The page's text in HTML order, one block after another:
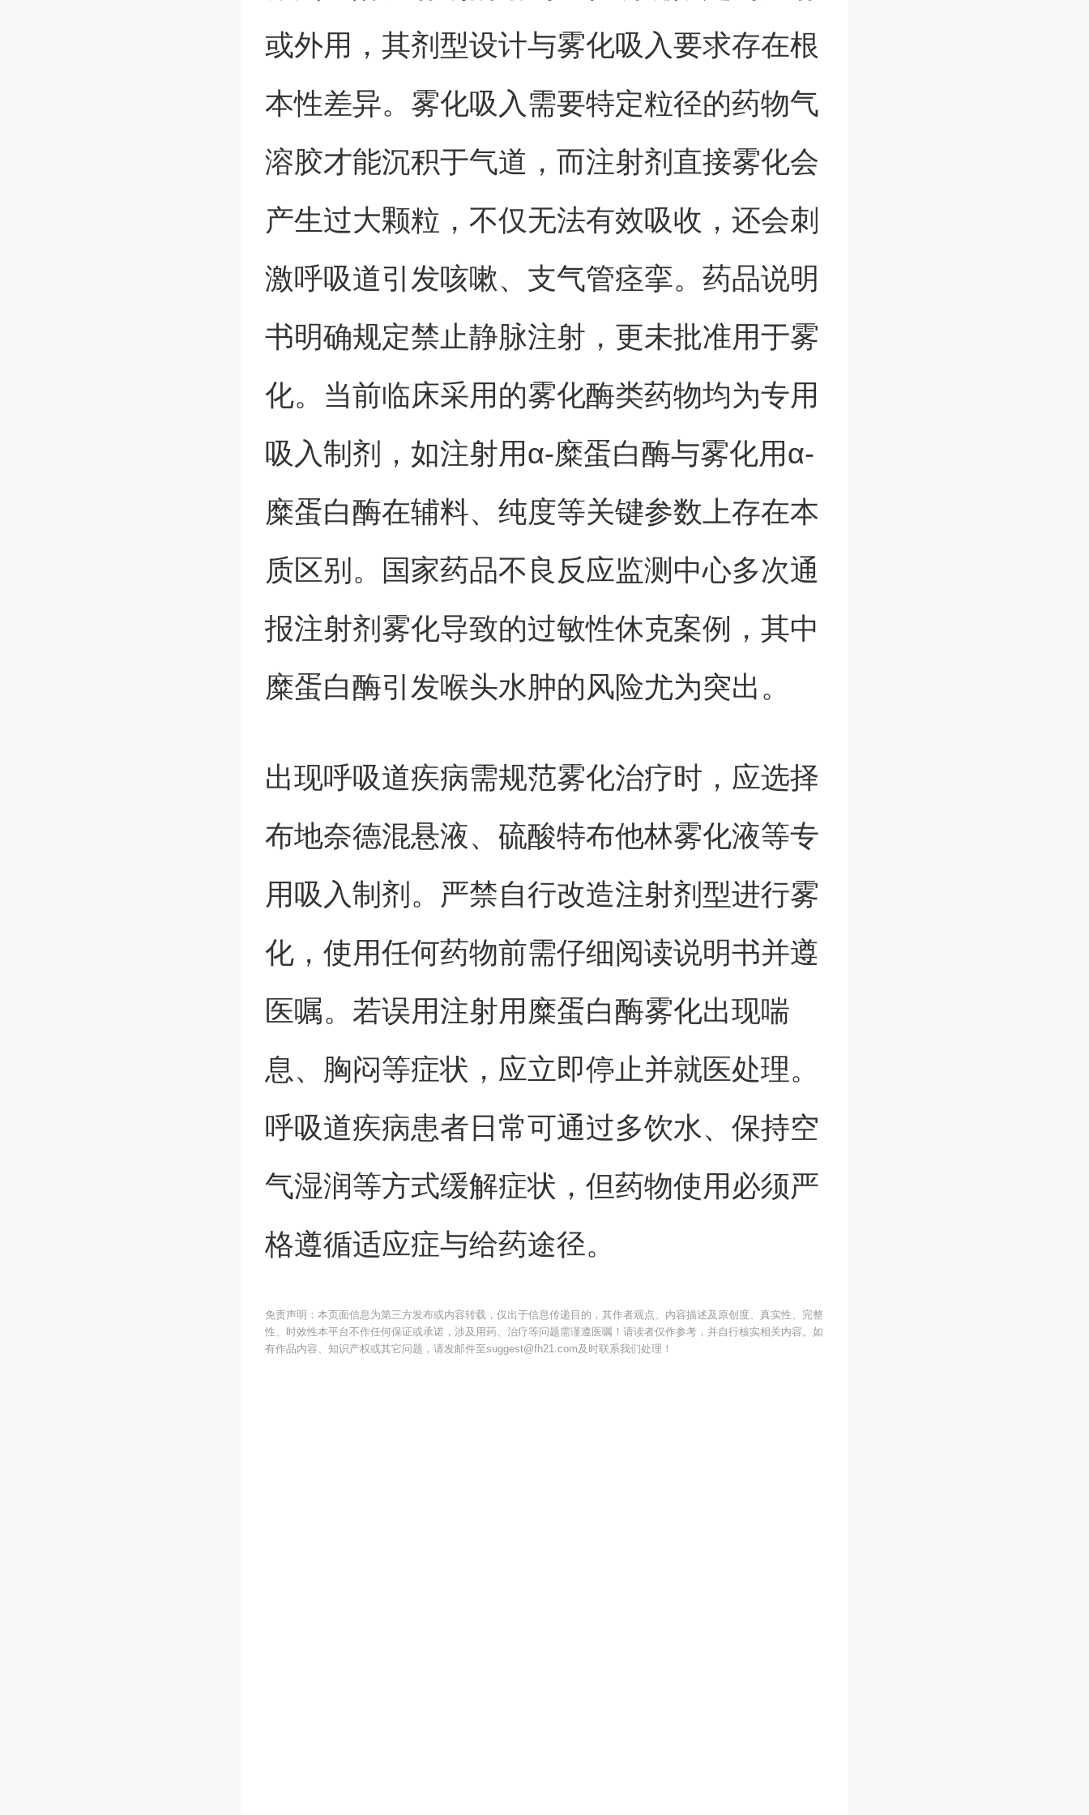
或外用，其剂型设计与雾化吸入要求存在根
本性差异。雾化吸入需要特定粒径的药物气
溶胶才能沉积于气道，而注射剂直接雾化会
产生过大颗粒，不仅无法有效吸收，还会刺
激呼吸道引发咳嗽、支气管痉挛。药品说明
书明确规定禁止静脉注射，更未批准用于雾
化。当前临床采用的雾化酶类药物均为专用
吸入制剂，如注射用α-糜蛋白酶与雾化用α-
糜蛋白酶在辅料、纯度等关键参数上存在本
质区别。国家药品不良反应监测中心多次通
报注射剂雾化导致的过敏性休克案例，其中
糜蛋白酶引发喉头水肿的风险尤为突出。
出现呼吸道疾病需规范雾化治疗时，应选择
布地奈德混悬液、硫酸特布他林雾化液等专
用吸入制剂。严禁自行改造注射剂型进行雾
化，使用任何药物前需仔细阅读说明书并遵
医嘱。若误用注射用糜蛋白酶雾化出现喘
息、胸闷等症状，应立即停止并就医处理。
呼吸道疾病患者日常可通过多饮水、保持空
气湿润等方式缓解症状，但药物使用必须严
格遵循适应症与给药途径。
免责声明：本页面信息为第三方发布或内容转载，仅出于信息传递目的，其作者观点、内容描述及原创度、真实性、完整
性、时效性本平台不作任何保证或承诺，涉及用药、治疗等问题需谨遵医嘱！请读者仅作参考，并自行核实相关内容。如
有作品内容、知识产权或其它问题，请发邮件至suggest@fh21.com及时联系我们处理！